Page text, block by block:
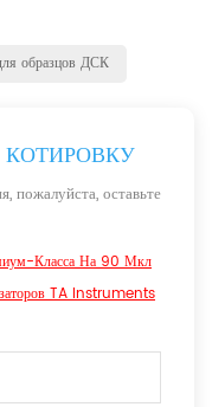
образцов ДСК
пожалуйста, оставьте
Класса На 90 Мкл
TA Instruments